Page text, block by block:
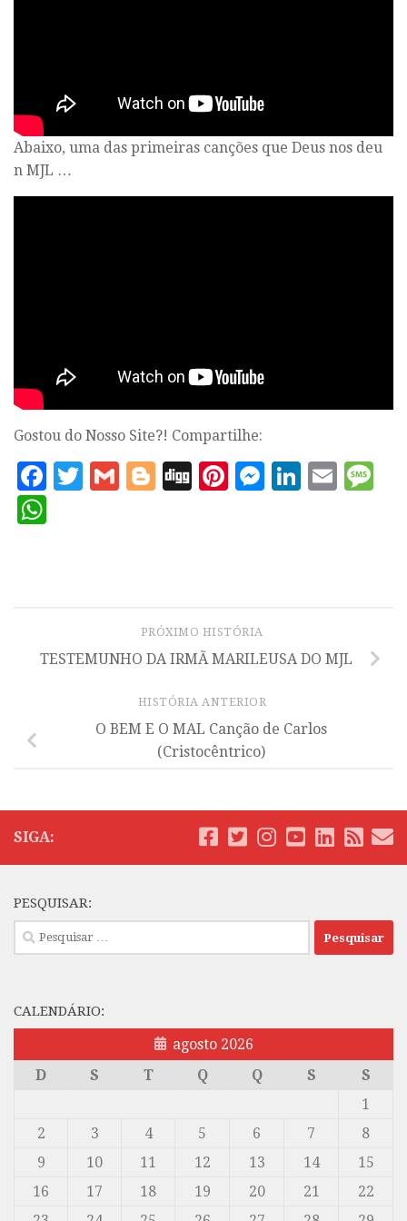
Abaixo, uma das primeiras canções que Deus nos deu
n MJL …
Gostou do Nosso Site?! Compartilhe:
Facebook
Twitter
Gmail
Blogger
DiggPinterest
PRÓXIMO HISTÓRIA
TESTEMUNHO DA IRMÃ MARILEUSA DO MJL
HISTÓRIA ANTERIOR
O BEM E O MAL Canção de Carlos
(Cristocêntrico)
SIGA:
PESQUISAR:
Pesquisar
por:
CALENDÁRIO:
agosto 2026
D
S T Q Q S
S
1
2
3 4 5 6 7
8
9
10 11 12 13 14
15
16
17 18 19 20 21
22